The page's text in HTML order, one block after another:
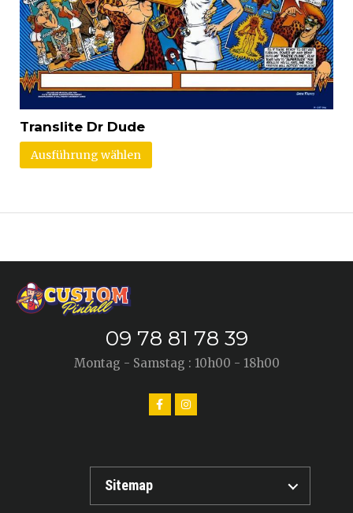
Translite Dr Dude
Ausführung wählen
09 78 81 78 39
Montag - Samstag : 10h00 - 18h00
Sitemap